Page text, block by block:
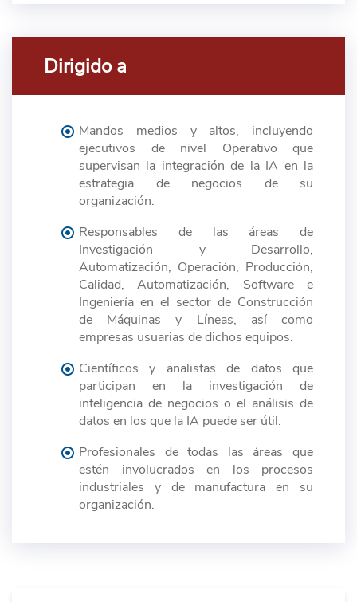
Dirigido a
Mandos medios y altos, incluyendo
ejecutivos de nivel Operativo que
supervisan la integración de la IA en la
estrategia de negocios de su
organización.
Responsables de las áreas de
Investigación y Desarrollo,
Automatización, Operación, Producción,
Calidad, Automatización, Software e
Ingeniería en el sector de Construcción
de Máquinas y Líneas, así como
empresas usuarias de dichos equipos.
Científicos y analistas de datos que
participan en la investigación de
inteligencia de negocios o el análisis de
datos en los que la IA puede ser útil.
Profesionales de todas las áreas que
estén involucrados en los procesos
industriales y de manufactura en su
organización.